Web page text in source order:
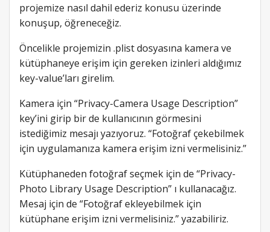
projemize nasıl dahil ederiz konusu üzerinde
konuşup, öğreneceğiz.
Öncelikle projemizin .plist dosyasına kamera ve
kütüphaneye erişim için gereken izinleri aldığımız
key-value’ları girelim.
Kamera için “Privacy-Camera Usage Description”
key’ini girip bir de kullanıcının görmesini
istediğimiz mesajı yazıyoruz. “Fotoğraf çekebilmek
için uygulamanıza kamera erişim izni vermelisiniz.”
Kütüphaneden fotoğraf seçmek için de “Privacy-
Photo Library Usage Description” ı kullanacağız.
Mesaj için de “Fotoğraf ekleyebilmek için
kütüphane erişim izni vermelisiniz.” yazabiliriz.